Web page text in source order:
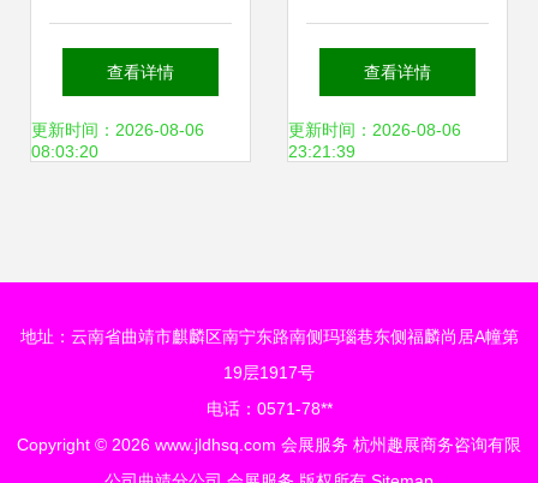
幕
——2023中国（南
京）软博会引领软
查看详情
更新时间：2026-08-06
08:03:20
际软件产品和信息
服务交易博览会 驱
查看详情
更新时间：2026-08-06
23:21:39
地址：云南省曲靖市麒麟区南宁东路南侧玛瑙巷东侧福麟尚居A幢第
19层1917号
电话：0571-78**
Copyright © 2026 www.jldhsq.com 会展服务 杭州趣展商务咨询有限